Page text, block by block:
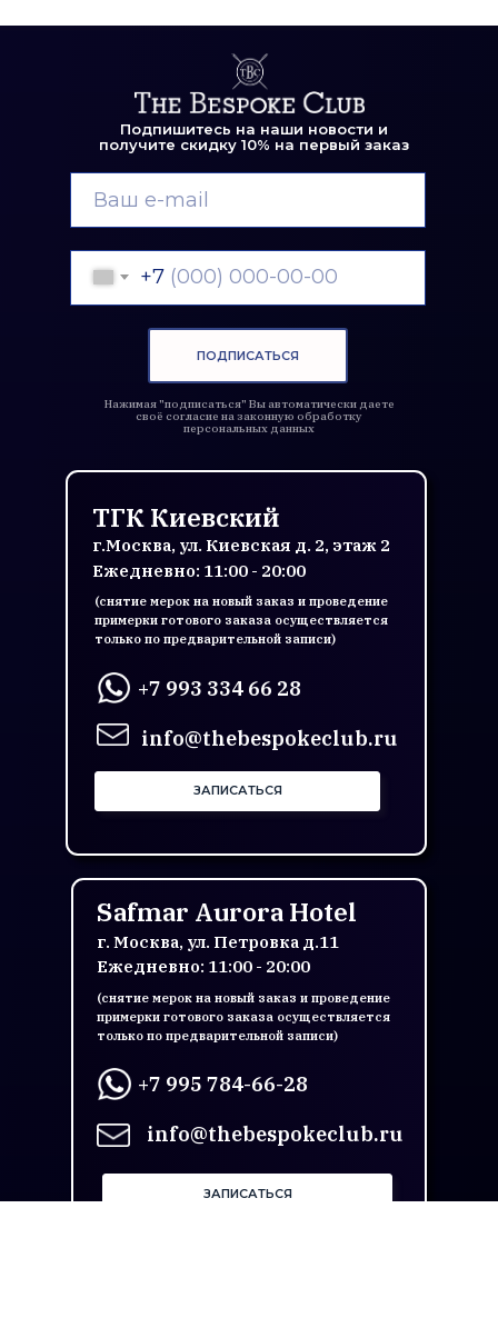
(снятие мерок на новый заказ и проведение
примерки готового заказа осуществляется
только по предварительной записи)
(снятие мерок на новый заказ и проведение
примерки готового заказа осуществляется
только по предварительной записи)
Ежедневно: 11:00 - 20:00
г. Москва, ул. Петровка д.11
Safmar Aurora Hotel
info@thebespokeclub.ru
+7
ПОДПИСАТЬСЯ
Подпишитесь на наши новости и
получите скидку 10% на первый заказ
Нажимая "подписаться" Вы автоматически даете
своё согласие на законную обработку
персональных данных
+7 995 784-66-28
ЗАПИСАТЬСЯ
г.Москва, ул. Киевская д. 2, этаж 2
ТГК Киевский
info@thebespokeclub.ru
+7 993 334 66 28
ЗАПИСАТЬСЯ
Ежедневно: 11:00 - 20:00